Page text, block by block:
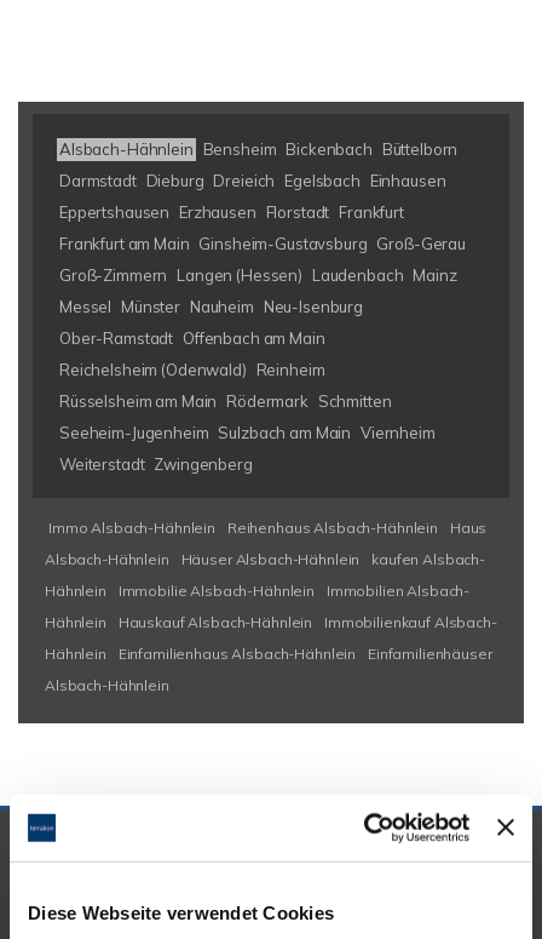
Diese Webseite verwendet Cookies
Alsbach-Hähnlein Bensheim Bickenbach
Büttelborn
Darmstadt Dieburg Dreieich Egelsbach
Einhausen
Eppertshausen
Erzhausen Florstadt Frankfurt
Frankfurt am Main Ginsheim-Gustavsburg Groß-Gerau
Groß-Zimmern
Langen (Hessen) Laudenbach Mainz
Messel
Münster Nauheim
Neu-Isenburg
Ober-Ramstadt Offenbach am Main
Reichelsheim (Odenwald)
Reinheim
Rüsselsheim am Main
Rödermark
Schmitten
Seeheim-Jugenheim Sulzbach am Main Viernheim
Weiterstadt Zwingenberg
Immo Alsbach-Hähnlein Reihenhaus Alsbach-Hähnlein
Haus
Alsbach-Hähnlein
Häuser Alsbach-Hähnlein
kaufen Alsbach-
Hähnlein
Immobilie Alsbach-Hähnlein
Immobilien Alsbach-
Hähnlein
Hauskauf Alsbach-Hähnlein
Immobilienkauf Alsbach-
Hähnlein
Einfamilienhaus Alsbach-Hähnlein
Einfamilienhäuser
Alsbach-Hähnlein
UNSERE PARTNER &
AUSZEICHNUNGEN